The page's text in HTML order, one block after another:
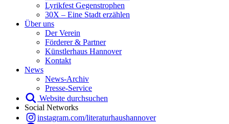
Lyrikfest Gegenstrophen
30X – Eine Stadt erzählen
Über uns
Der Verein
Förderer & Partner
Künstlerhaus Hannover
Kontakt
News
News-Archiv
Presse-Service
Website durchsuchen
Social Networks
instagram.com/literaturhaushannover